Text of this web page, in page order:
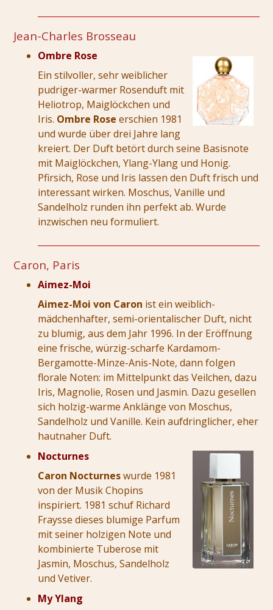
Jean-Charles Brosseau
Ombre Rose
Ein stilvoller, sehr weiblicher
pudriger-warmer Rosenduft mit
Heliotrop, Maiglöckchen und
Iris. Ombre Roseerschien 1981
und wurde über drei Jahre lang
kreiert. Der Duft betört durch seine Basisnote
mit Maiglöckchen, Ylang-Ylang und Honig.
Pfirsich, Rose und Iris lassen den Duft frisch und
interessant wirken. Moschus, Vanille und
Sandelholz runden ihn perfekt ab. Wurde
inzwischen neu formuliert.
Caron, Paris
Aimez-Moi
Aimez-Moi von Caron ist ein weiblich-
mädchenhafter, semi-orientalischer Duft, nicht
zu blumig, aus dem Jahr 1996. In der Eröffnung
eine frische, würzig-scharfe Kardamom-
Bergamotte-Minze-Anis-Note, dann folgen
florale Noten: im Mittelpunkt das Veilchen, dazu
Iris, Magnolie, Rosen und Jasmin. Dazu gesellen
sich holzig-warme Anklänge von Moschus,
Sandelholz und Vanille. Kein aufdringlicher, eher
hautnaher Duft.
Nocturnes
Caron Nocturneswurde 1981
von der Musik Chopins
inspiriert. 1981 schuf Richard
Fraysse dieses blumige Parfum
mit seiner holzigen Note und
kombinierte Tuberose mit
Jasmin, Moschus, Sandelholz
und Vetiver.
My Ylang